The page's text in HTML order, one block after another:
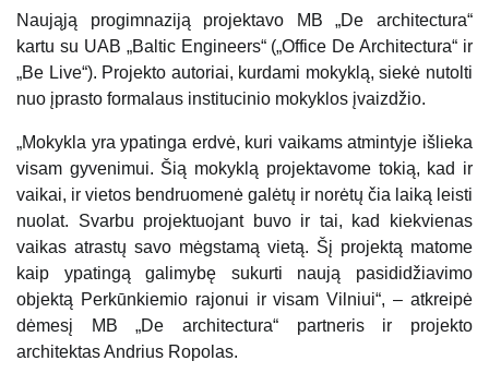
Naująją progimnaziją projektavo MB „De architectura“
kartu su UAB „Baltic Engineers“ („Office De Architectura“ ir
„Be Live“). Projekto autoriai, kurdami mokyklą, siekė nutolti
nuo įprasto formalaus institucinio mokyklos įvaizdžio.
„Mokykla yra ypatinga erdvė, kuri vaikams atmintyje išlieka
visam gyvenimui. Šią mokyklą projektavome tokią, kad ir
vaikai, ir vietos bendruomenė galėtų ir norėtų čia laiką leisti
nuolat. Svarbu projektuojant buvo ir tai, kad kiekvienas
vaikas atrastų savo mėgstamą vietą. Šį projektą matome
kaip ypatingą galimybę sukurti naują pasididžiavimo
objektą Perkūnkiemio rajonui ir visam Vilniui“, – atkreipė
dėmesį MB „De architectura“ partneris ir projekto
architektas Andrius Ropolas.